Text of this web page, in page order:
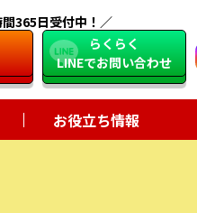
365日受付中！
らくらく
LINEでお問い合わせ
お役立ち情報
close